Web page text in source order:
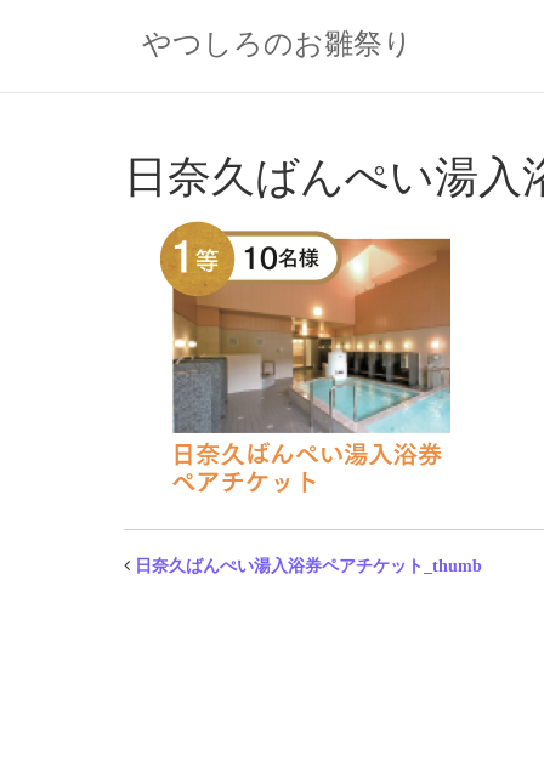
やつしろのお雛祭り
日奈久ばんぺい湯入
日奈久ばんぺい湯入浴券ペアチケット_thumb